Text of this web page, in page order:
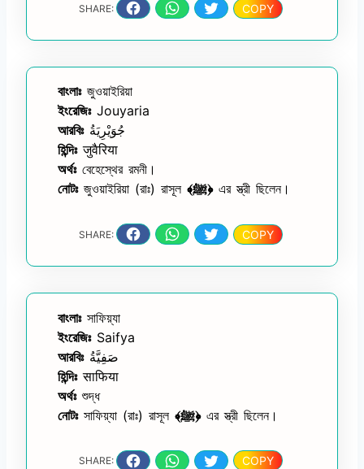
SHARE: COPY
বাংলাঃজুওয়াইরিয়া
ইংরেজিঃJouyaria
আরবিঃ جُوَيْرِيَةُ
হিন্দিঃजुवैरिया
অর্থঃবেহেস্থের রমনী।
নোটঃজুওয়াইরিয়া (রাঃ) রাসূল ﴾ﷺ﴿এর স্ত্রী ছিলেন।
SHARE: COPY
বাংলাঃসাফিয়্যা
ইংরেজিঃSaifya
আরবিঃ صَفِيَّةُ
হিন্দিঃसाफिया
অর্থঃশুদ্ধ
নোটঃসাফিয়্যা (রাঃ) রাসূল ﴾ﷺ﴿এর স্ত্রী ছিলেন।
SHARE: COPY